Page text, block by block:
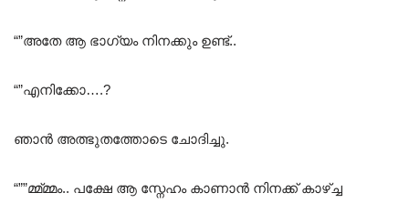
“”അതേ ആ ഭാഗ്യം നിനക്കും ഉണ്ട്‌..
“”എനിക്കോ….?
ഞാൻ അത്ഭുതത്തോടെ ചോദിച്ചു.
“””മ്മ്മ്മം.. പക്ഷേ ആ സ്നേഹം കാണാൻ നിനക്ക് കാഴ്ച്ച